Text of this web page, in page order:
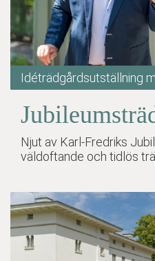
Idéträdgårdsutställning
Njut av Karl-Fredriks
väldoftande och tidlös